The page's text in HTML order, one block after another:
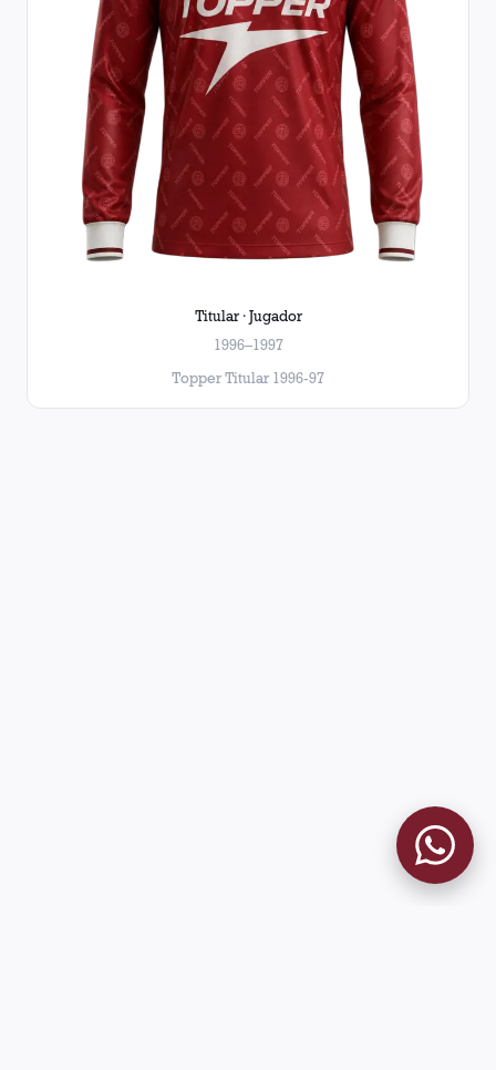
Titular · Jugador
1996–1997
Topper Titular 1996-97